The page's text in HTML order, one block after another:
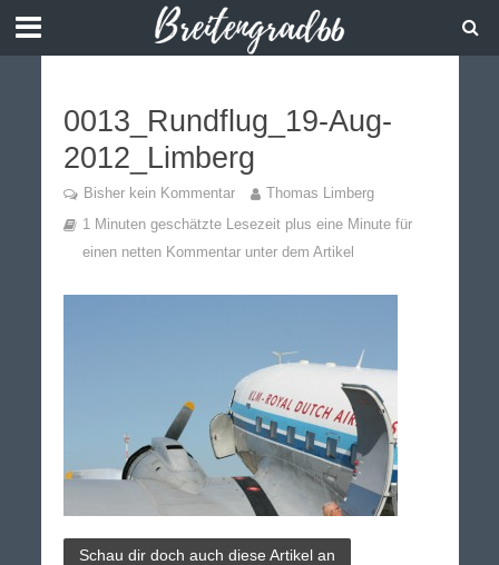
0013_Rundflug_19-Aug-
2012_Limberg
Bisher kein Kommentar
Thomas Limberg
1 Minuten geschätzte Lesezeit plus eine Minute für
einen netten Kommentar unter dem Artikel
Schau dir doch auch diese Artikel an